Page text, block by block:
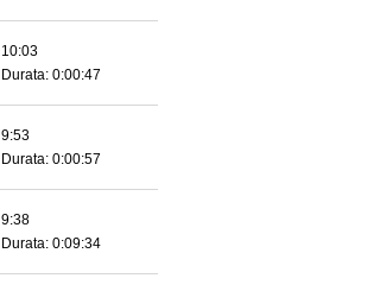
10:03
Durata: 0:00:47
9:53
Durata: 0:00:57
9:38
Durata: 0:09:34